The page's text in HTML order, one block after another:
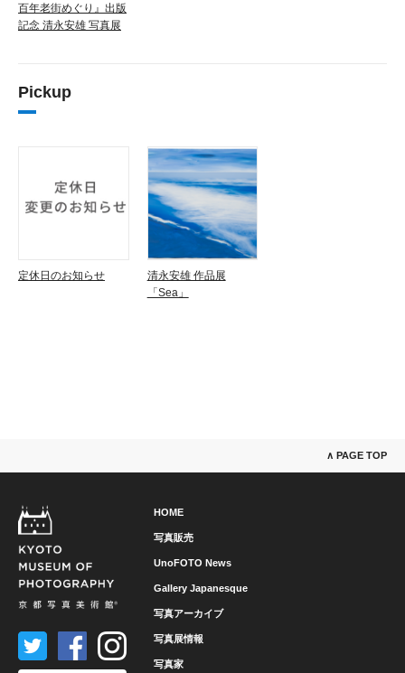
百年老街めぐり』出版
記念 清永安雄 写真展
Pickup
定休日のお知らせ
清永安雄 作品展
「Sea」
∧ PAGE TOP
HOME
写真販売
UnoFOTO News
Gallery Japanesque
写真アーカイブ
写真展情報
写真家